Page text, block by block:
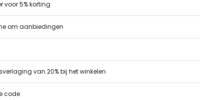
voor 5% korting
om aanbiedingen
van 20% bij het winkelen
code